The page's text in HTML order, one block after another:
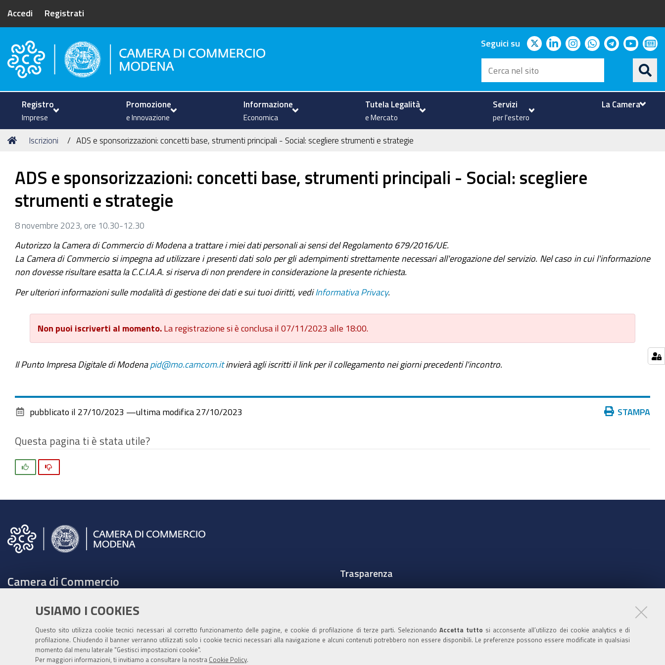
USIAMO I COOKIES
Questo sito utilizza cookie tecnici necessari al corretto funzionamento delle pagine, e cookie di profilazione di terze parti. SelezionandoAccetta tutto si acconsente all’utilizzo dei cookie analytics e di
profilazione. Chiudendo il banner verranno utilizzati solo i cookie tecnici necessari alla navigazione e alcuni contenuti potrebbero non essere disponibili. Le preferenze possono essere modificate in qualsiasi
momento dal menu laterale "Gestisci impostazioni cookie".
Per maggiori informazioni, ti invitiamo a consultare la nostra Cookie Policy
Accedi Registrati
Camera di Commercio di Modena
Seguici su twitterlinkedininstagram
whatsapp
telegram
Cerca
nel
sito
Registro
Imprese
Promozione
e Innovazione
Informazione
Economica
Tutela Legalità
e Mercato
Servizi
per l'estero
La Camera
Tu
Home
Iscrizioni ADS e sponsorizzazioni: concetti base, strumenti principali - Social: scegliere strumenti e strategie
ADS e sponsorizzazioni: concetti base, strumenti principali - Social: scegliere
strumenti e strategie
8 novembre 2023, ore 10.30-12.30
Autorizzo la Camera di Commercio di Modena a trattare i miei dati personali ai sensi del Regolamento 679/2016/UE.
La Camera di Commercio si impegna ad utilizzare i presenti dati solo per gli adempimenti strettamente necessari all'erogazione del servizio. Nel caso in cui l'informazione
non dovesse risultare esatta la C.C.I.A.A. si riserva di non prendere in considerazione la presente richiesta.
Per ulteriori informazioni sulle modalità di gestione dei dati e sui tuoi diritti, vedi Informativa Privacy.
Non puoi iscriverti al momento. La registrazione si è conclusa il 07/11/2023 alle 18:00.
Il Punto Impresa Digitale di Modena pid@mo.camcom.itinvierà agli iscritti il link per il collegamento nei giorni precedenti l'incontro.
Azioni STAMPA
pubblicato il 27/10/2023 —ultima modifica 27/10/2023
Questa pagina ti è stata utile?
Camera di Commercio
Tel. 059208111 -URP
Contabilità speciale Banca d'Italia:
IT75Q 01000 04306 TU00 0001 3855
Fatt. elettronica - Cod. univoco: XECKYI
Trasparenza
Pubblicità Legale